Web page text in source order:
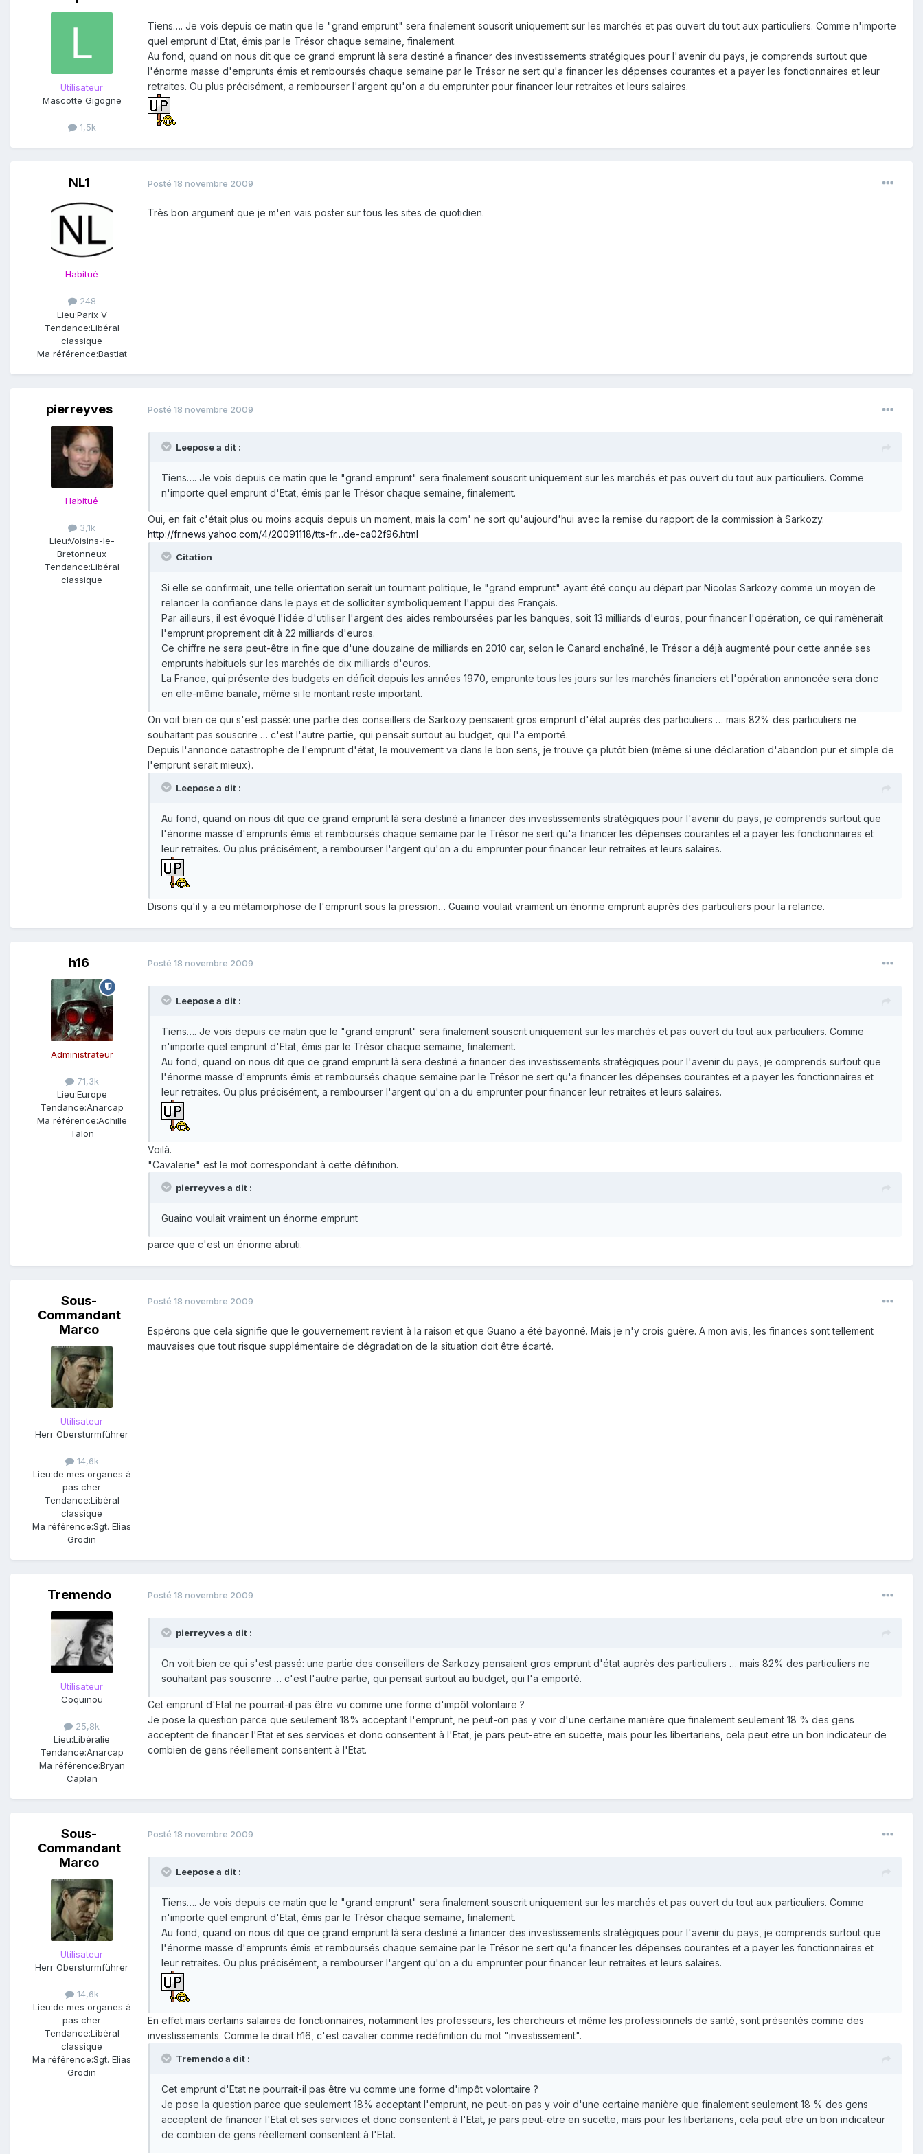
Utilisateur
Mascotte Gigogne
1,5k
Tiens…. Je vois depuis ce matin que le "grand emprunt" sera finalement souscrit uniquement sur les marchés et pas ouvert du tout aux particuliers. Comme n'importe
quel emprunt d'Etat, émis par le Trésor chaque semaine, finalement.
Au fond, quand on nous dit que ce grand emprunt là sera destiné a financer des investissements stratégiques pour l'avenir du pays, je comprends surtout que
l'énorme masse d'emprunts émis et remboursés chaque semaine par le Trésor ne sert qu'a financer les dépenses courantes et a payer les fonctionnaires et leur
retraites. Ou plus précisément, a rembourser l'argent qu'on a du emprunter pour financer leur retraites et leurs salaires.
NL1
Habitué
248
Lieu:Parix V
Tendance:Libéral
classique
Ma référence:Bastiat
Posté 18 novembre 2009
Très bon argument que je m'en vais poster sur tous les sites de quotidien.
pierreyves
Habitué
3,1k
Lieu:Voisins-le-
Bretonneux
Tendance:Libéral
classique
Posté 18 novembre 2009
Leepose a dit :
Tiens…. Je vois depuis ce matin que le "grand emprunt" sera finalement souscrit uniquement sur les marchés et pas ouvert du tout aux particuliers. Comme
n'importe quel emprunt d'Etat, émis par le Trésor chaque semaine, finalement.
Oui, en fait c'était plus ou moins acquis depuis un moment, mais la com' ne sort qu'aujourd'hui avec la remise du rapport de la commission à Sarkozy.
http://fr.news.yahoo.com/4/20091118/tts-fr…de-ca02f96.html
Citation
Si elle se confirmait, une telle orientation serait un tournant politique, le "grand emprunt" ayant été conçu au départ par Nicolas Sarkozy comme un moyen de
relancer la confiance dans le pays et de solliciter symboliquement l'appui des Français.
Par ailleurs, il est évoqué l'idée d'utiliser l'argent des aides remboursées par les banques, soit 13 milliards d'euros, pour financer l'opération, ce qui ramènerait
l'emprunt proprement dit à 22 milliards d'euros.
Ce chiffre ne sera peut-être in fine que d'une douzaine de milliards en 2010 car, selon le Canard enchaîné, le Trésor a déjà augmenté pour cette année ses
emprunts habituels sur les marchés de dix milliards d'euros.
La France, qui présente des budgets en déficit depuis les années 1970, emprunte tous les jours sur les marchés financiers et l'opération annoncée sera donc
en elle-même banale, même si le montant reste important.
On voit bien ce qui s'est passé: une partie des conseillers de Sarkozy pensaient gros emprunt d'état auprès des particuliers … mais 82% des particuliers ne
souhaitant pas souscrire … c'est l'autre partie, qui pensait surtout au budget, qui l'a emporté.
Depuis l'annonce catastrophe de l'emprunt d'état, le mouvement va dans le bon sens, je trouve ça plutôt bien (même si une déclaration d'abandon pur et simple de
l'emprunt serait mieux).
Leepose a dit :
Au fond, quand on nous dit que ce grand emprunt là sera destiné a financer des investissements stratégiques pour l'avenir du pays, je comprends surtout que
l'énorme masse d'emprunts émis et remboursés chaque semaine par le Trésor ne sert qu'a financer les dépenses courantes et a payer les fonctionnaires et
leur retraites. Ou plus précisément, a rembourser l'argent qu'on a du emprunter pour financer leur retraites et leurs salaires.
Disons qu'il y a eu métamorphose de l'emprunt sous la pression… Guaino voulait vraiment un énorme emprunt auprès des particuliers pour la relance.
h16
Administrateur
71,3k
Lieu:Europe
Tendance:Anarcap
Ma référence:Achille
Talon
Posté 18 novembre 2009
Leepose a dit :
Tiens…. Je vois depuis ce matin que le "grand emprunt" sera finalement souscrit uniquement sur les marchés et pas ouvert du tout aux particuliers. Comme
n'importe quel emprunt d'Etat, émis par le Trésor chaque semaine, finalement.
Au fond, quand on nous dit que ce grand emprunt là sera destiné a financer des investissements stratégiques pour l'avenir du pays, je comprends surtout que
l'énorme masse d'emprunts émis et remboursés chaque semaine par le Trésor ne sert qu'a financer les dépenses courantes et a payer les fonctionnaires et
leur retraites. Ou plus précisément, a rembourser l'argent qu'on a du emprunter pour financer leur retraites et leurs salaires.
Voilà.
"Cavalerie" est le mot correspondant à cette définition.
pierreyves a dit :
Guaino voulait vraiment un énorme emprunt
parce que c'est un énorme abruti.
Sous-
Commandant
Marco
Utilisateur
Herr Obersturmführer
14,6k
Lieu:de mes organes à
pas cher
Tendance:Libéral
classique
Ma référence:Sgt. Elias
Grodin
Posté 18 novembre 2009
Espérons que cela signifie que le gouvernement revient à la raison et que Guano a été bayonné. Mais je n'y crois guère. A mon avis, les finances sont tellement
mauvaises que tout risque supplémentaire de dégradation de la situation doit être écarté.
Tremendo
Utilisateur
Coquinou
25,8k
Lieu:Libéralie
Tendance:Anarcap
Ma référence:Bryan
Caplan
Posté 18 novembre 2009
pierreyves a dit :
On voit bien ce qui s'est passé: une partie des conseillers de Sarkozy pensaient gros emprunt d'état auprès des particuliers … mais 82% des particuliers ne
souhaitant pas souscrire … c'est l'autre partie, qui pensait surtout au budget, qui l'a emporté.
Cet emprunt d'Etat ne pourrait-il pas être vu comme une forme d'impôt volontaire ?
Je pose la question parce que seulement 18% acceptant l'emprunt, ne peut-on pas y voir d'une certaine manière que finalement seulement 18 % des gens
acceptent de financer l'Etat et ses services et donc consentent à l'Etat, je pars peut-etre en sucette, mais pour les libertariens, cela peut etre un bon indicateur de
combien de gens réellement consentent à l'Etat.
Sous-
Commandant
Marco
Utilisateur
Herr Obersturmführer
14,6k
Lieu:de mes organes à
pas cher
Tendance:Libéral
classique
Ma référence:Sgt. Elias
Grodin
Posté 18 novembre 2009
Leepose a dit :
Tiens…. Je vois depuis ce matin que le "grand emprunt" sera finalement souscrit uniquement sur les marchés et pas ouvert du tout aux particuliers. Comme
n'importe quel emprunt d'Etat, émis par le Trésor chaque semaine, finalement.
Au fond, quand on nous dit que ce grand emprunt là sera destiné a financer des investissements stratégiques pour l'avenir du pays, je comprends surtout que
l'énorme masse d'emprunts émis et remboursés chaque semaine par le Trésor ne sert qu'a financer les dépenses courantes et a payer les fonctionnaires et
leur retraites. Ou plus précisément, a rembourser l'argent qu'on a du emprunter pour financer leur retraites et leurs salaires.
En effet mais certains salaires de fonctionnaires, notamment les professeurs, les chercheurs et même les professionnels de santé, sont présentés comme des
investissements. Comme le dirait h16, c'est cavalier comme redéfinition du mot "investissement".
Tremendo a dit :
Cet emprunt d'Etat ne pourrait-il pas être vu comme une forme d'impôt volontaire ?
Je pose la question parce que seulement 18% acceptant l'emprunt, ne peut-on pas y voir d'une certaine manière que finalement seulement 18 % des gens
acceptent de financer l'Etat et ses services et donc consentent à l'Etat, je pars peut-etre en sucette, mais pour les libertariens, cela peut etre un bon indicateur
de combien de gens réellement consentent à l'Etat.